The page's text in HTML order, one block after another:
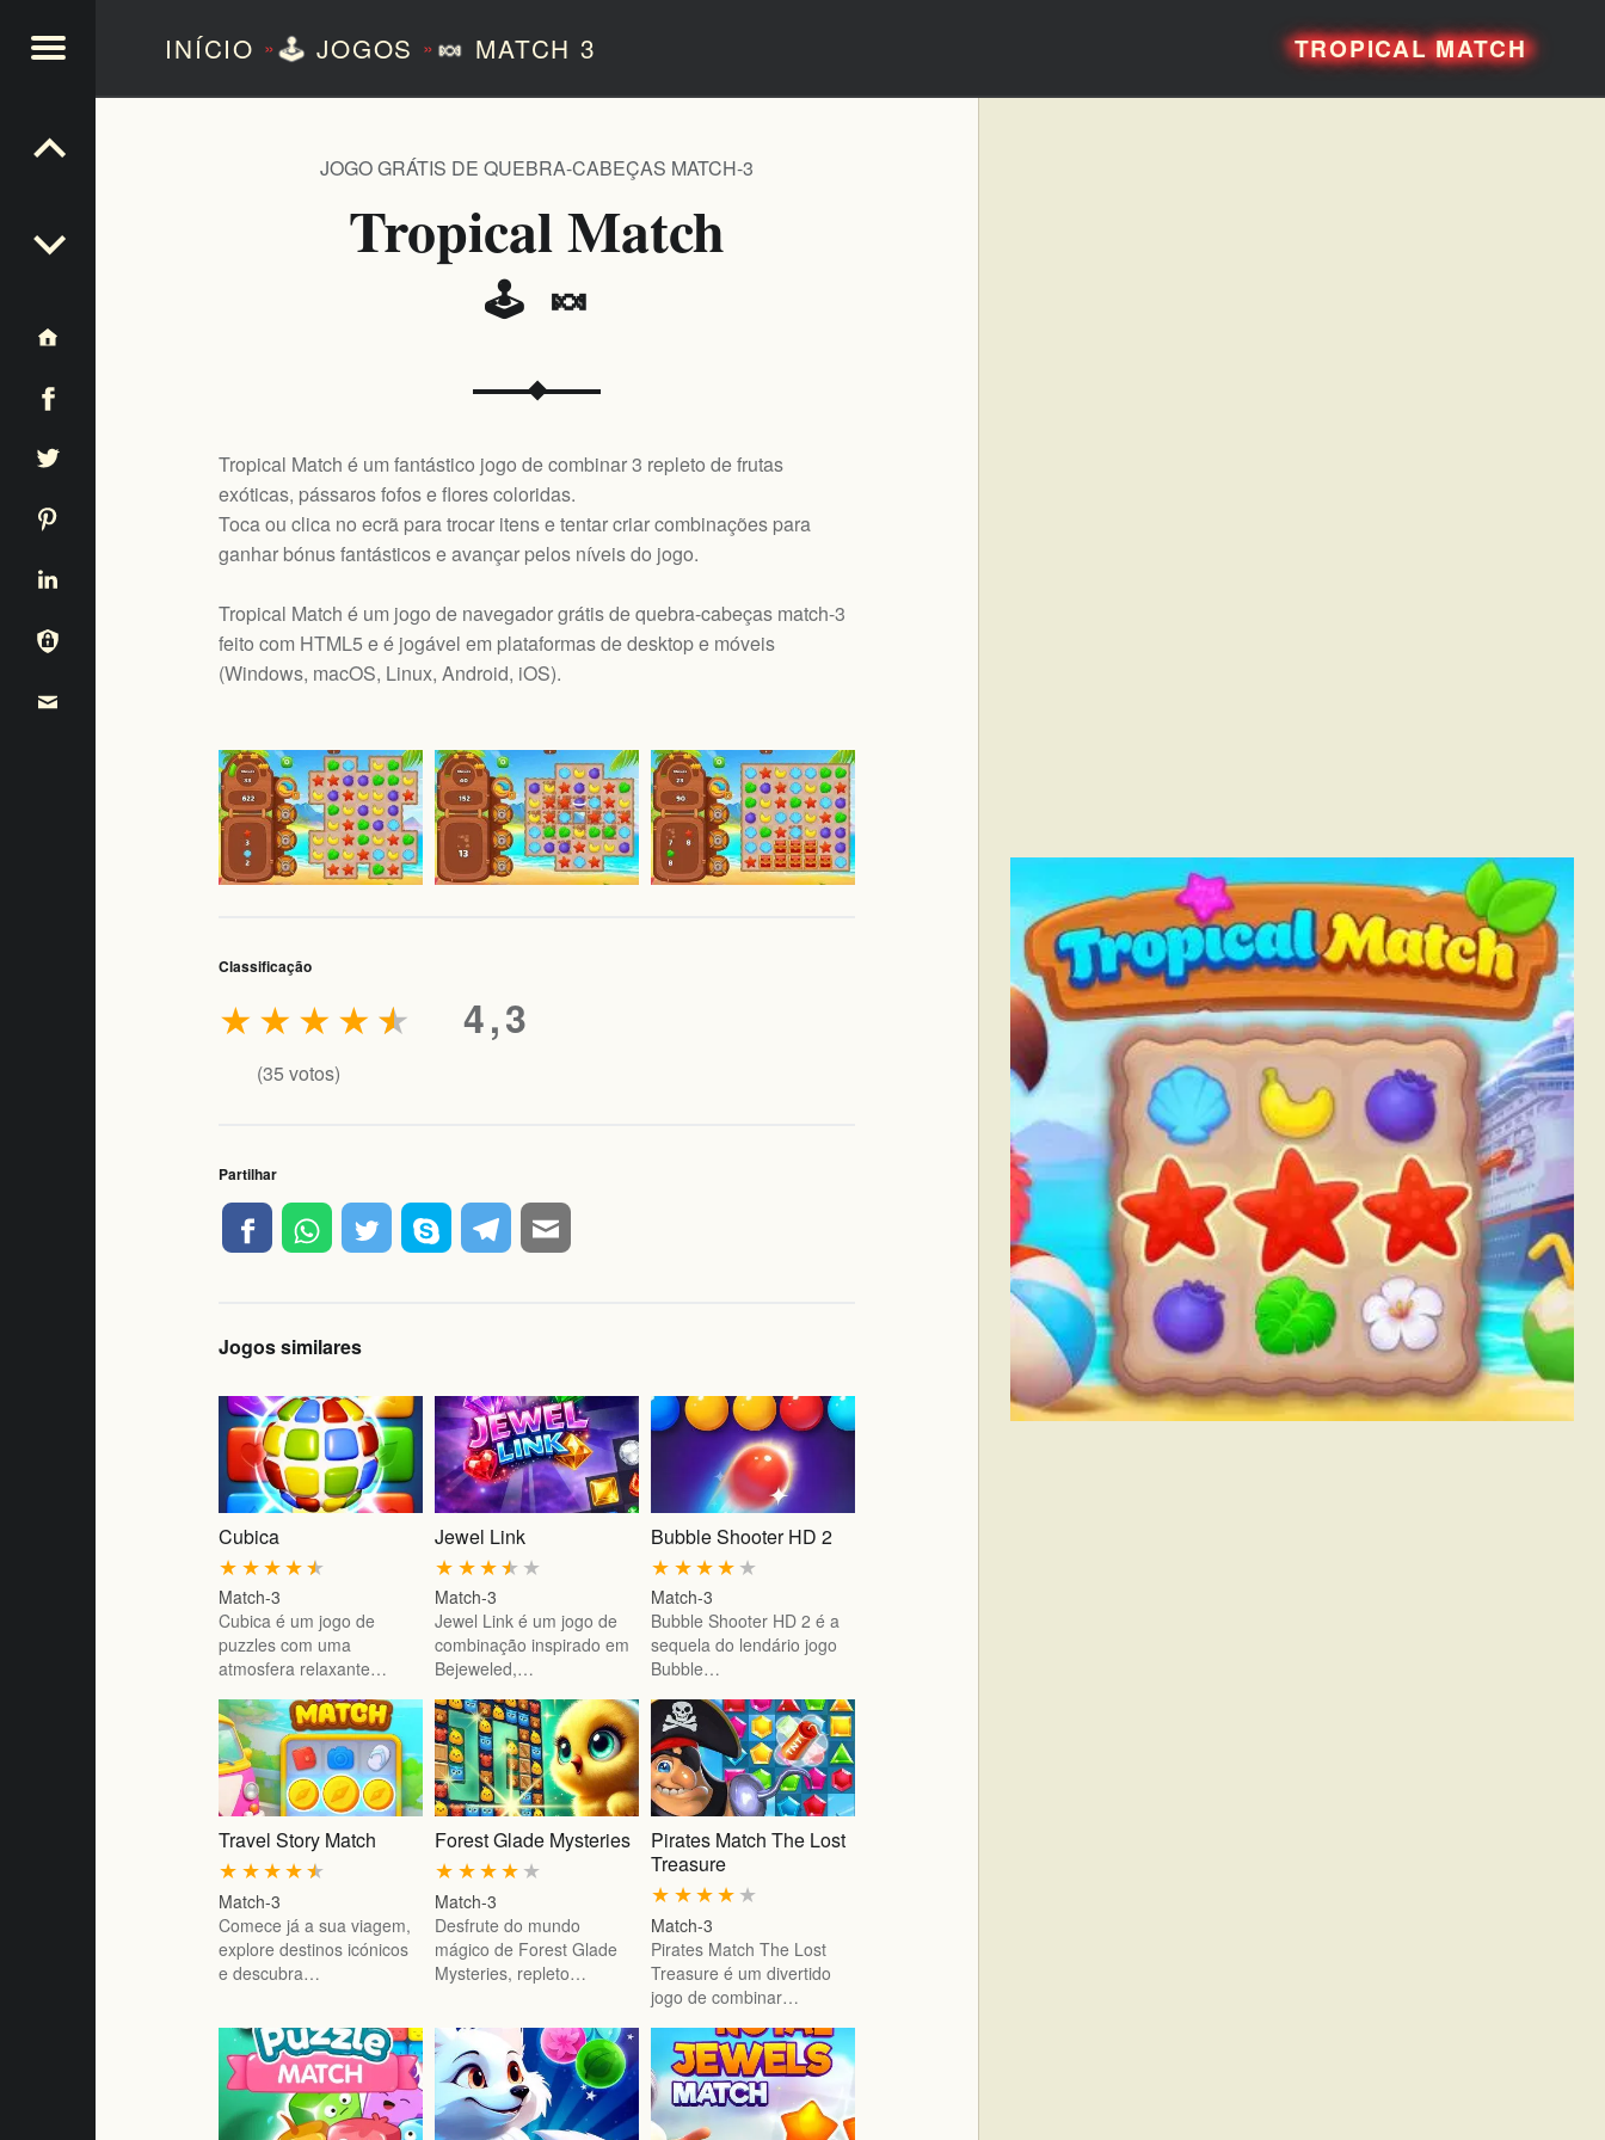
INÍCIO »🕹️ JOGOS »🍬 MATCH 3 TROPICAL MATCH
Tropical Match
🕹️ 🍬
JOGO GRÁTIS DE QUEBRA-CABEÇAS MATCH-3
Tropical Match é um fantástico jogo de combinar 3 repleto de frutas
exóticas, pássaros fofos e flores coloridas.
Toca ou clica no ecrã para trocar itens e tentar criar combinações para
ganhar bónus fantásticos e avançar pelos níveis do jogo.
Tropical Match é um jogo de navegador grátis de quebra-cabeças match-3
feito com HTML5 e é jogável em plataformas de desktop e móveis
(Windows, macOS, Linux, Android, iOS).
Classificação
4,3
★
★
★
★
★
(35 votos)
Partilhar
Jogos similares
Cubica
★
★
★
★
★
Match-3
Cubica é um jogo de
puzzles com uma
atmosfera relaxante…
Jewel Link
★
★
★
★
★
Match-3
Jewel Link é um jogo de
combinação inspirado em
Bejeweled,…
Bubble Shooter HD 2
★
★
★
★
★
Match-3
Bubble Shooter HD 2 é a
sequela do lendário jogo
Bubble…
Travel Story Match
★
★
★
★
★
Match-3
Comece já a sua viagem,
explore destinos icónicos
e descubra…
Forest Glade Mysteries
★
★
★
★
★
Match-3
Desfrute do mundo
mágico de Forest Glade
Mysteries, repleto…
Pirates Match The Lost
Treasure
★
★
★
★
★
Match-3
Pirates Match The Lost
Treasure é um divertido
jogo de combinar…